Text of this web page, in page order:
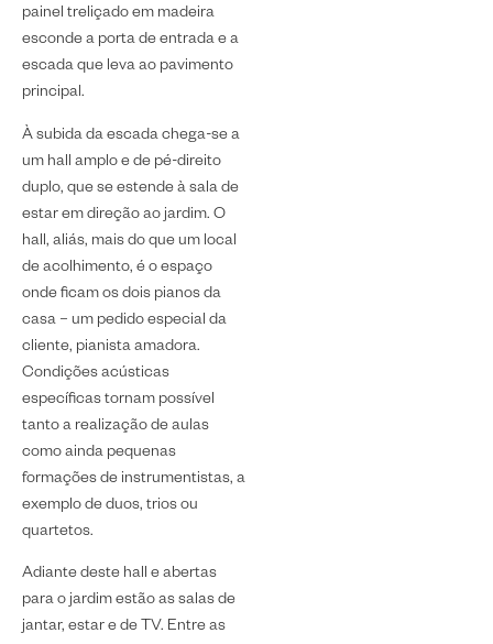
painel treliçado em madeira
esconde a porta de entrada e a
escada que leva ao pavimento
principal.
À subida da escada chega-se a
um hall amplo e de pé-direito
duplo, que se estende à sala de
estar em direção ao jardim. O
hall, aliás, mais do que um local
de acolhimento, é o espaço
onde ficam os dois pianos da
casa – um pedido especial da
cliente, pianista amadora.
Condições acústicas
específicas tornam possível
tanto a realização de aulas
como ainda pequenas
formações de instrumentistas, a
exemplo de duos, trios ou
quartetos.
Adiante deste hall e abertas
para o jardim estão as salas de
jantar, estar e de TV. Entre as